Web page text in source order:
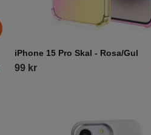
iPhone 15 Pro Skal - Rosa/Gul
99 kr